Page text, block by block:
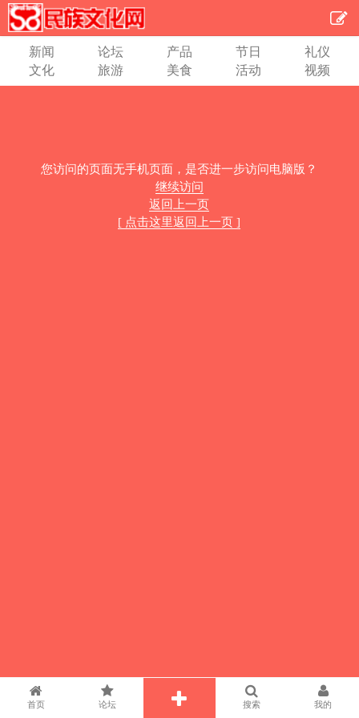
新闻 论坛 产品 节日
礼仪
文化
旅游 美食 活动 视频
您访问的页面无手机页面，是否进一步访问电脑版？
继续访问
返回上一页
[ 点击这里返回上一页 ]
首页 论坛 搜索 我的